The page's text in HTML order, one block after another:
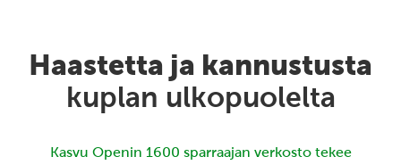
Haastetta ja kannustusta
kuplan ulkopuolelta
Kasvu Openin 1600 sparraajan verkosto tekee